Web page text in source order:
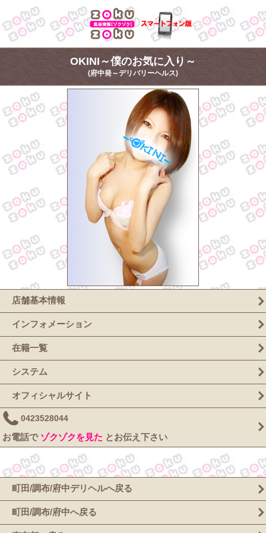
OKINI～僕のお気に入り～
(府中発～デリバリーヘルス)
店舗基本情報
インフォメーション
在籍一覧
システム
オフィシャルサイト
0423528044
お電話で ゾクゾクを見た とお伝え下さい
町田/調布/府中デリヘルへ戻る
町田/調布/府中へ戻る